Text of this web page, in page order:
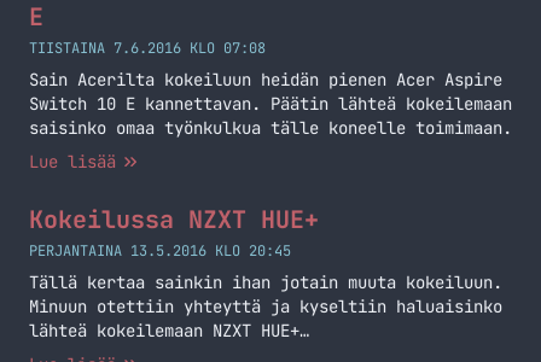
E
TIISTAINA 7.6.2016 KLO 07:08
Sain Acerilta kokeiluun heidän pienen Acer Aspire
Switch 10 E kannettavan. Päätin lähteä kokeilemaan
saisinko omaa työnkulkua tälle koneelle toimimaan.
Lue lisää
Kokeilussa NZXT HUE+
PERJANTAINA 13.5.2016 KLO 20:45
Tällä kertaa sainkin ihan jotain muuta kokeiluun.
Minuun otettiin yhteyttä ja kyseltiin haluaisinko
lähteä kokeilemaan NZXT HUE+
valaistusjärjestelmää.